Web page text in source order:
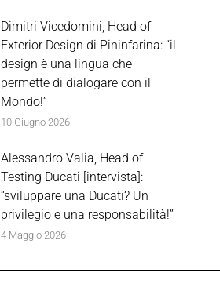
Dimitri Vicedomini, Head of
Exterior Design di Pininfarina: “il
design è una lingua che
permette di dialogare con il
Mondo!”
10 Giugno 2026
Alessandro Valia, Head of
Testing Ducati [intervista]:
“sviluppare una Ducati? Un
privilegio e una responsabilità!”
4 Maggio 2026